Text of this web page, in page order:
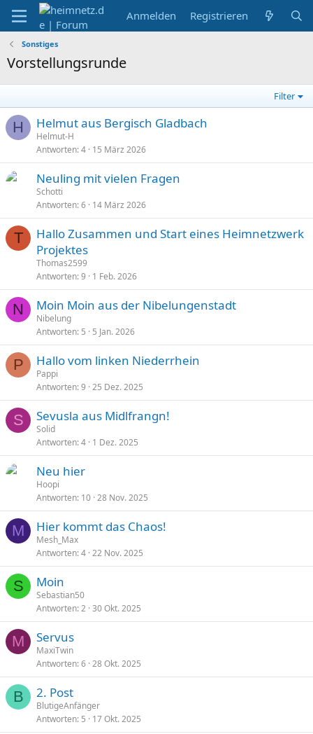
Anmelden Registrieren
Sonstiges
Vorstellungsrunde
Filter
H Helmut aus Bergisch Gladbach
Helmut-H
Antworten 4 15 März 2026
Neuling mit vielen Fragen
Schotti
Antworten 6 14 März 2026
T
Hallo Zusammen und Start eines Heimnetzwerk
Projektes
Thomas2599
Antworten 9 1 Feb. 2026
N Moin Moin aus der Nibelungenstadt
Nibelung
Antworten 5 5 Jan. 2026
P Hallo vom linken Niederrhein
Pappi
Antworten 9 25 Dez. 2025
S Sevusla aus Midlfrangn!
Solid
Antworten 4 1 Dez. 2025
Neu hier
Hoopi
Antworten 10 28 Nov. 2025
M Hier kommt das Chaos!
Mesh_Max
Antworten 4 22 Nov. 2025
S Moin
Sebastian50
Antworten 2 30 Okt. 2025
M Servus
MaxiTwin
Antworten 6 28 Okt. 2025
B 2. Post
BlutigeAnfänger
Antworten 5 17 Okt. 2025